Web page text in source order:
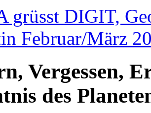
grüsst DIGIT,
Februar/März
Vergessen,
des